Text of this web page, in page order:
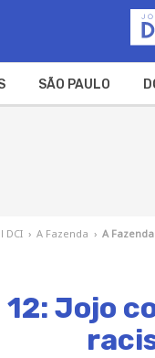
SÃO PAULO
DCI › A Fazenda › A
12: Jojo